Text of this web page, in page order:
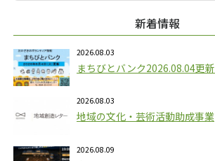
新着情報
2026.08.03
まちびとバンク2026.08.04更新
2026.08.03
地域の文化・芸術活動助成事業
2026.08.09